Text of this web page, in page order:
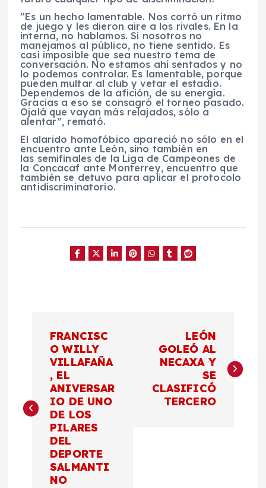
“Es un hecho lamentable. Nos cortó un ritmo
de juego y les dieron aire a los rivales. En la
interna, no hablamos. Si nosotros no
manejamos al público, no tiene sentido. Es
casi imposible que sea nuestro tema de
conversación. No estamos ahí sentados y no
lo podemos controlar. Es lamentable, porque
pueden multar al club y vetar el estadio.
Dependemos de la afición, de su energía.
Gracias a eso se consagró el torneo pasado.
Ojalá que vayan más relajados, sólo a
alentar”, remató.
El alarido homofóbico apareció no sólo en el
encuentro ante León, sino también en
las semifinales de la Liga de Campeones de
la Concacaf ante Monterrey, encuentro que
también se detuvo para aplicar el protocolo
antidiscriminatorio.
e
FRANCISC
O WILLY
VILLAFAÑA
, EL
ANIVERSAR
IO DE UNO
DE LOS
PILARES
DEL
DEPORTE
SALMANTI
NO
LEÓN
GOLEÓ AL
NECAXA Y
SE
CLASIFICÓ
TERCERO